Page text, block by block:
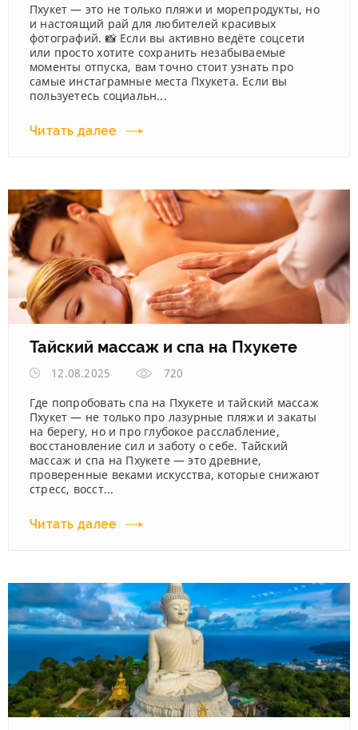
Пхукет — это не только пляжи и морепродукты, но
и настоящий рай для любителей красивых
фотографий. 📸 Если вы активно ведёте соцсети
или просто хотите сохранить незабываемые
моменты отпуска, вам точно стоит узнать про
самые инстаграмные места Пхукета. Если вы
пользуетесь социальн...
Читать далее
Тайский массаж и спа на Пхукете
12.08.2025
720
Где попробовать спа на Пхукете и тайский массаж
Пхукет — не только про лазурные пляжи и закаты
на берегу, но и про глубокое расслабление,
восстановление сил и заботу о себе. Тайский
массаж и спа на Пхукете — это древние,
проверенные веками искусства, которые снижают
стресс, восст...
Читать далее